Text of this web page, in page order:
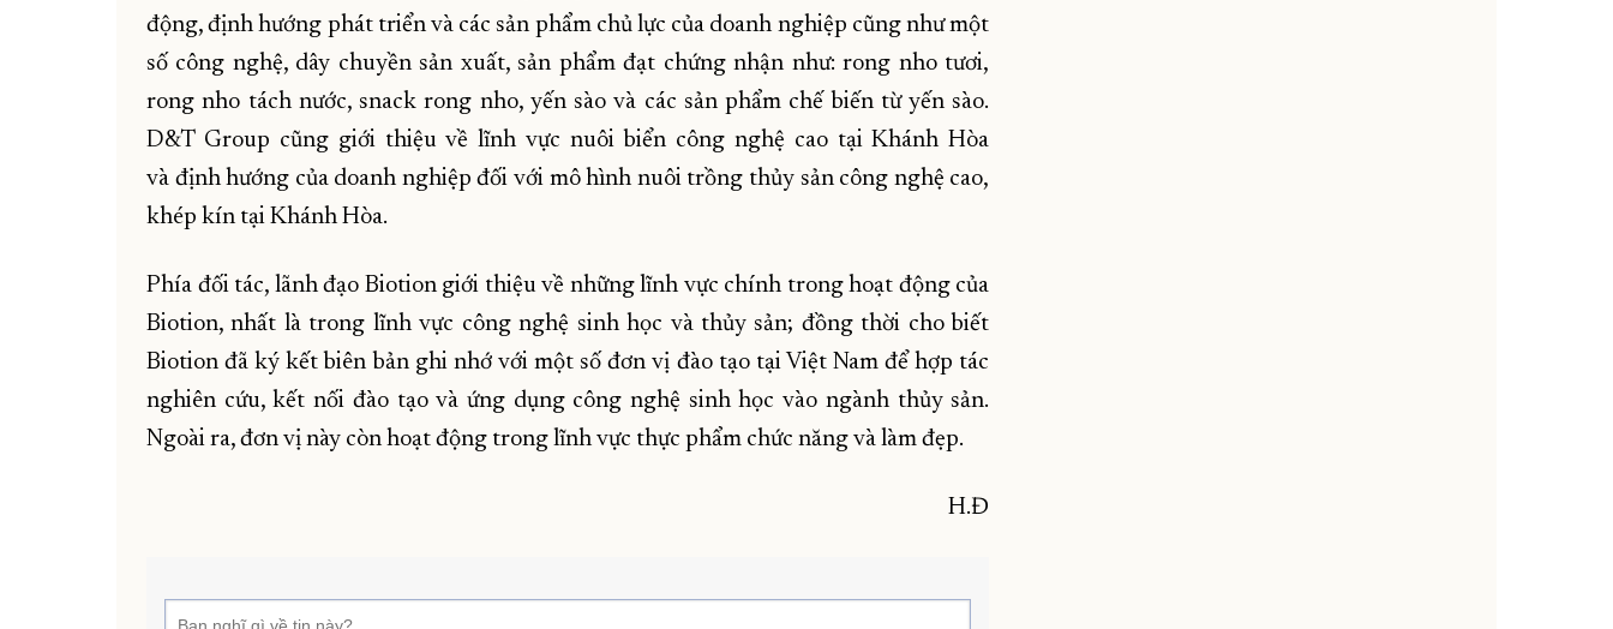
động, định hướng phát triển và các sản phẩm chủ lực của doanh nghiệp cũng như một
số công nghệ, dây chuyền sản xuất, sản phẩm đạt chứng nhận như: rong nho tươi,
rong nho tách nước, snack rong nho, yến sào và các sản phẩm chế biến từ yến sào.
D&T Group cũng giới thiệu về lĩnh vực nuôi biển công nghệ cao tại Khánh Hòa
và định hướng của doanh nghiệp đối với mô hình nuôi trồng thủy sản công nghệ cao,
khép kín tại Khánh Hòa.
Phía đối tác, lãnh đạo Biotion giới thiệu về những lĩnh vực chính trong hoạt động của
Biotion, nhất là trong lĩnh vực công nghệ sinh học và thủy sản; đồng thời cho biết
Biotion đã ký kết biên bản ghi nhớ với một số đơn vị đào tạo tại Việt Nam để hợp tác
nghiên cứu, kết nối đào tạo và ứng dụng công nghệ sinh học vào ngành thủy sản.
Ngoài ra, đơn vị này còn hoạt động trong lĩnh vực thực phẩm chức năng và làm đẹp.
H.Đ